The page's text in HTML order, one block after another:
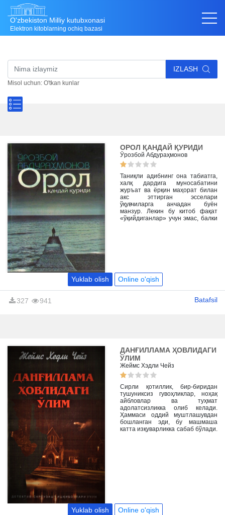
O'zbekiston Milliy kutubxonasi
Elektron kitoblarning ochiq bazasi
IZLASH
Misol uchun: O'tkan kunlar
ОРОЛ ҚАНДАЙ ҚУРИДИ
Ўрозбой Абдураҳмонов
Таниқли адибнинг она табиатга,
халқ дардига муносабатини
журъат ва ёрқин маҳорат билан
акс эттирган эсселари
ўқувчиларга анчадан буён
манзур. Лекин бу китоб фақат
«ўқийдиганлар» учун эмас, балки
ҳолида илк бор чоп этилмоқда
Yuklab olish Online o'qish
327 941 Batafsil
ДАНҒИЛЛАМА ҲОВЛИДАГИ
ЎЛИМ
Жеймс Хэдли Чейз
Сирли қотиллик, бир-биридан
тушуниксиз гувоҳликлар, ноҳақ
айбловлар ва туҳмат
адолатсизликка олиб келади.
Ҳаммаси оддий муштлашувдан
бошланган эди, бу машмаша
катта изқуварликка сабаб бўлади.
Yuklab olish Online o'qish